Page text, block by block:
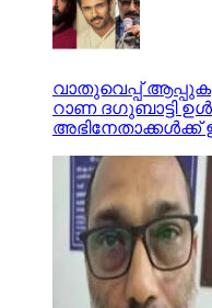
വാതുവെപ്പ്
റാണ ദഗുബാട്ടി